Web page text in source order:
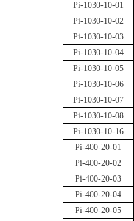
Pi-1030-10-01
Pi-1030-10-02
Pi-1030-10-03
Pi-1030-10-04
Pi-1030-10-05
Pi-1030-10-06
Pi-1030-10-07
Pi-1030-10-08
Pi-1030-10-16
Pi-400-20-01
Pi-400-20-02
Pi-400-20-03
Pi-400-20-04
Pi-400-20-05